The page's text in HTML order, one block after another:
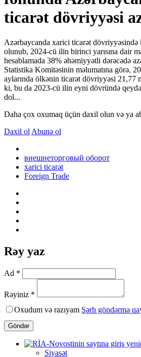
ticarət dövriyyəsi
Azərbaycanda xarici ticarət dövriyyəsində
olunub, 2024-cü ilin birinci yarısına dair
hesablamada 38% əhəmiyyətli dərəcədə
Statistika Komitəsinin məlumatına görə,
aylarında ölkənin ticarət dövriyyəsi 21,77
ki, bu da 2023-cü ilin eyni dövründə
dol...
Daha çox oxumaq üçün daxil olun və ya
Daxil ol Abunə ol
внешнеторговый оборот
xarici ticarət
Foreign Trade
Rəy yaz
Ad *
Rəyiniz *
Oxudum və razıyam Şərh göndərmə
Göndər
Siyasət